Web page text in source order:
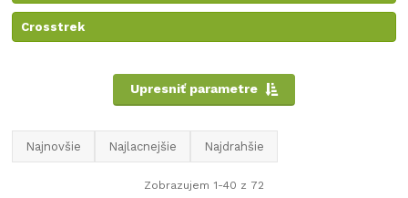
Crosstrek
Upresniť parametre
Najnovšie Najlacnejšie Najdrahšie
Zobrazujem 1-40 z 72